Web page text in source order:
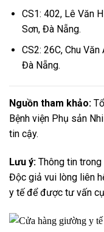
CS1: 402, Lê Văn
Sơn, Đà Nẵng.
CS2: 26C, Chu
Đà Nẵng.
Nguồn tham khảo:
Bệnh viện Phụ sản
tin cậy.
Lưu ý: Thông tin
Độc giả vui lòng liên
y tế để được tư vấn